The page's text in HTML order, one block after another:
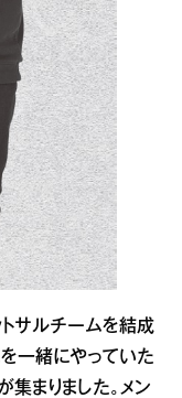
トサルチームを結成
一緒にやっていた
まりました。メン